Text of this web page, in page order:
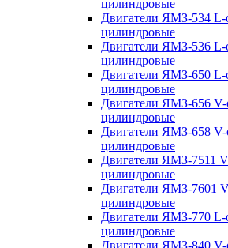
цилиндровые
Двигатели ЯМЗ-534 L-
цилиндровые
Двигатели ЯМЗ-536 L-
цилиндровые
Двигатели ЯМЗ-650 L-
цилиндровые
Двигатели ЯМЗ-656 V-
цилиндровые
Двигатели ЯМЗ-658 V-
цилиндровые
Двигатели ЯМЗ-7511
цилиндровые
Двигатели ЯМЗ-7601
цилиндровые
Двигатели ЯМЗ-770 L-
цилиндровые